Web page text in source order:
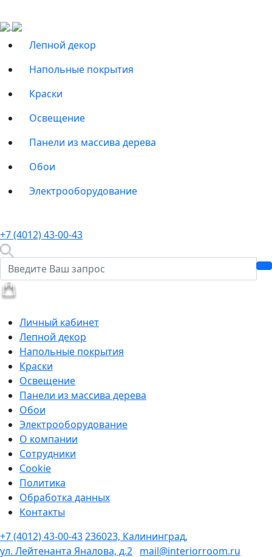
Лепной декор
Напольные покрытия
Краски
Освещение
Панели из массива дерева
Обои
Электрооборудование
+7 (4012) 43-00-43
Личный кабинет
Лепной декор
Напольные покрытия
Краски
Освещение
Панели из массива дерева
Обои
Электрооборудование
О компании
Сотрудники
Cookie
Политика
Обработка данных
Контакты
+7 (4012) 43-00-43236023, Калининград,
ул. Лейтенанта Яналова, д.2 mail@interiorroom.ru